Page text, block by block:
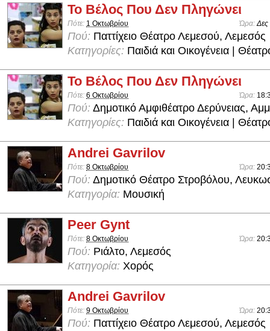
Το Βέλος Που Δεν Πληγώνει
Πότε: 1 Οκτωβρίου Ώρα: Δες
Πού: Παττίχειο Θέατρο Λεμεσού, Λεμεσός
Κατηγορίες: Παιδιά και Οικογένεια |
Το Βέλος Που Δεν Πληγώνει
Πότε: 6 Οκτωβρίου Ώρα:
Πού: Δημοτικό Αμφιθέατρο Δερύνειας,
Κατηγορίες: Παιδιά και Οικογένεια |
Andrei Gavrilov
Πότε: 8 Οκτωβρίου Ώρα:
Πού: Δημοτικό Θέατρο Στροβόλου,
Κατηγορία: Μουσική
Peer Gynt
Πότε: 8 Οκτωβρίου Ώρα:
Πού: Ριάλτο, Λεμεσός
Κατηγορία: Χορός
Andrei Gavrilov
Πότε: 9 Οκτωβρίου Ώρα:
Πού: Παττίχειο Θέατρο Λεμεσού, Λεμεσός